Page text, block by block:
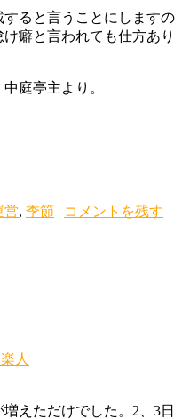
ると言うことにしますの
癖と言われても仕方あり
亭主より。
営, 季節 | コメントを残す
人
えただけでした。2、3日